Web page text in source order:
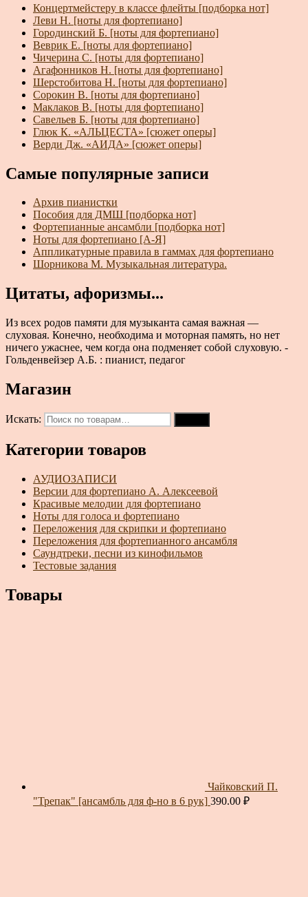
Концертмейстеру в классе флейты [подборка нот]
Леви Н. [ноты для фортепиано]
Городинский Б. [ноты для фортепиано]
Веврик Е. [ноты для фортепиано]
Чичерина С. [ноты для фортепиано]
Агафонников Н. [ноты для фортепиано]
Шерстобитова Н. [ноты для фортепиано]
Сорокин В. [ноты для фортепиано]
Маклаков В. [ноты для фортепиано]
Савельев Б. [ноты для фортепиано]
Глюк К. «АЛЬЦЕСТА» [сюжет оперы]
Верди Дж. «АИДА» [сюжет оперы]
Самые популярные записи
Архив пианистки
Пособия для ДМШ [подборка нот]
Фортепианные ансамбли [подборка нот]
Ноты для фортепиано [А-Я]
Аппликатурные правила в гаммах для фортепиано
Шорникова М. Музыкальная литература.
Цитаты, афоризмы...
Из всех родов памяти для музыканта самая важная —
слуховая. Конечно, необходима и моторная память, но нет
ничего ужаснее, чем когда она подменяет собой слуховую. -
Гольденвейзер А.Б. : пианист, педагог
Магазин
Искать:
Категории товаров
АУДИОЗАПИСИ
Версии для фортепиано А. Алексеевой
Красивые мелодии для фортепиано
Ноты для голоса и фортепиано
Переложения для скрипки и фортепиано
Переложения для фортепианного ансамбля
Саундтреки, песни из кинофильмов
Тестовые задания
Товары
Чайковский П.
"Трепак" [ансамбль для ф-но в 6 рук] 390.00 ₽